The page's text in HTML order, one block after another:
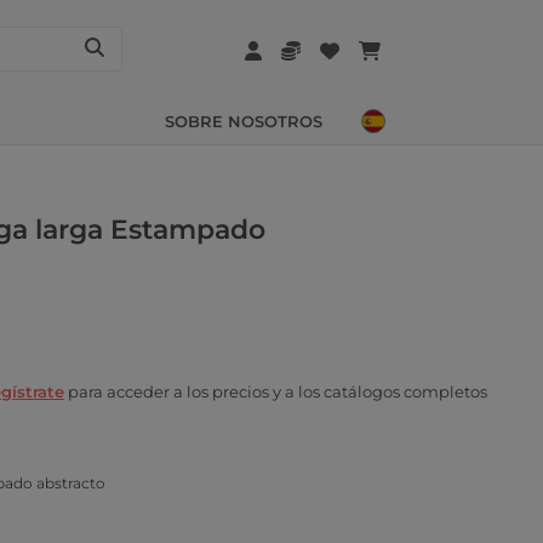
SOBRE NOSOTROS
larga Estampado
para acceder a los precios y a los catálogos completos
abstracto